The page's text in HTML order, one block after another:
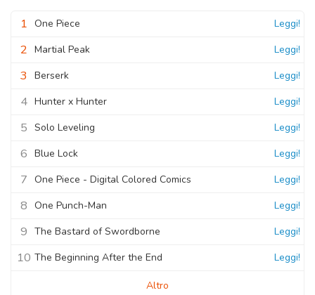
1 One Piece Leggi!
2 Martial Peak Leggi!
3 Berserk Leggi!
4 Hunter x Hunter Leggi!
5 Solo Leveling Leggi!
6 Blue Lock Leggi!
7 One Piece - Digital Colored Comics Leggi!
8 One Punch-Man Leggi!
9 The Bastard of Swordborne Leggi!
10 The Beginning After the End Leggi!
Altro